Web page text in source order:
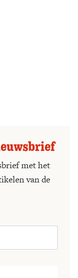
met het
van de